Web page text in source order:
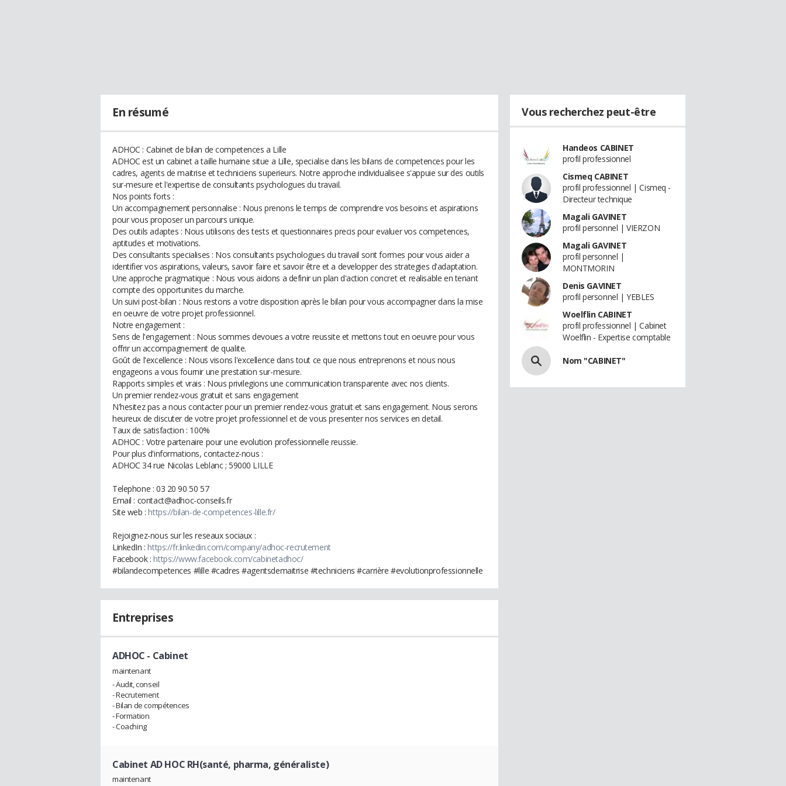
En résumé
ADHOC : Cabinet de bilan de competences a Lille
ADHOC est un cabinet a taille humaine situe a Lille, specialise dans les bilans de competences pour les
cadres, agents de maitrise et techniciens superieurs. Notre approche individualisee s'appuie sur des outils
sur-mesure et l'expertise de consultants psychologues du travail.
Nos points forts :
Un accompagnement personnalise : Nous prenons le temps de comprendre vos besoins et aspirations
pour vous proposer un parcours unique.
Des outils adaptes : Nous utilisons des tests et questionnaires precis pour evaluer vos competences,
aptitudes et motivations.
Des consultants specialises : Nos consultants psychologues du travail sont formes pour vous aider a
identifier vos aspirations, valeurs, savoir faire et savoir être et a developper des strategies d'adaptation.
Une approche pragmatique : Nous vous aidons a definir un plan d'action concret et realisable en tenant
compte des opportunites du marche.
Un suivi post-bilan : Nous restons a votre disposition après le bilan pour vous accompagner dans la mise
en oeuvre de votre projet professionnel.
Notre engagement :
Sens de l'engagement : Nous sommes devoues a votre reussite et mettons tout en oeuvre pour vous
offrir un accompagnement de qualite.
Goût de l'excellence : Nous visons l'excellence dans tout ce que nous entreprenons et nous nous
engageons a vous fournir une prestation sur-mesure.
Rapports simples et vrais : Nous privilegions une communication transparente avec nos clients.
Un premier rendez-vous gratuit et sans engagement
N'hesitez pas a nous contacter pour un premier rendez-vous gratuit et sans engagement. Nous serons
heureux de discuter de votre projet professionnel et de vous presenter nos services en detail.
Taux de satisfaction : 100%
ADHOC : Votre partenaire pour une evolution professionnelle reussie.
Pour plus d'informations, contactez-nous :
ADHOC 34 rue Nicolas Leblanc ; 59000 LILLE
Telephone : 03 20 90 50 57
Email : contact@adhoc-conseils.fr
Site web :https://bilan-de-competences-lille.fr/
Rejoignez-nous sur les reseaux sociaux :
LinkedIn :https://fr.linkedin.com/company/adhoc-recrutement
Facebook :https://www.facebook.com/cabinetadhoc/
#bilandecompetences #lille #cadres #agentsdemaitrise #techniciens #carrière #evolutionprofessionnelle
Entreprises
ADHOC - Cabinet
maintenant
- Audit, conseil
- Recrutement
- Bilan de compétences
- Formation
- Coaching
Cabinet AD HOC RH(santé, pharma, généraliste)
maintenant
Vous recherchez peut-être
Handeos CABINET
profil professionnel
Cismeq CABINET
profil professionnel | Cismeq -
Directeur technique
Magali GAVINET
profil personnel | VIERZON
Magali GAVINET
profil personnel |
MONTMORIN
Denis GAVINET
profil personnel | YEBLES
Woelflin CABINET
profil professionnel | Cabinet
Woelflin - Expertise comptable
Nom "CABINET"